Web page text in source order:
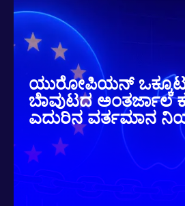
ಯುರೋಪಿಯನ್
ಬೆಾವುಟದ ಅಂತರ್ಜಾಲ
ಎದುರಿನ ವರ್ತಮಾನ